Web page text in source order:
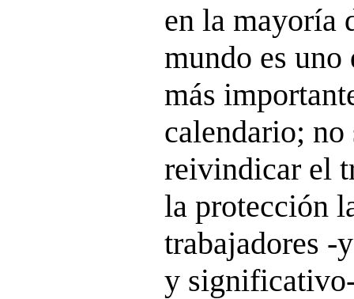
en la mayoría
mundo es uno
más
calendario; no
reivindicar el
la protección
trabajadores -
y